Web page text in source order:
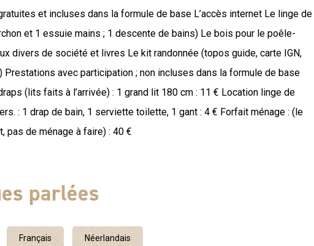
privative ! ​Né de la rencontre de « Arga », dieu celte de la montagne et
du ciel et du tonnerre, le massif du Tanargue est riche d'une longue
surprend par ses paysages, parfois insolites, souvent
Parcourir les crêtes à la fraîcheur du printemps, déguster une tarte aux
ou encore explorer le sous-bois à la recherche des champignons
aurez l'embarras du choix !
et incluses dans la formule de base L’accès internet Le linge de
et 1 essuie mains ; 1 descente de bains) Le bois pour le poêle-
divers de société et livres Le kit randonnée (topos guide, carte IGN,
Prestations avec participation ; non incluses dans la formule de base
(lits faits à l’arrivée) : 1 grand lit 180 cm : 11 € Location linge de
: 1 drap de bain, 1 serviette toilette, 1 gant : 4 € Forfait ménage : (le
pas de ménage à faire) : 40 €
parlées
Français Néerlandais